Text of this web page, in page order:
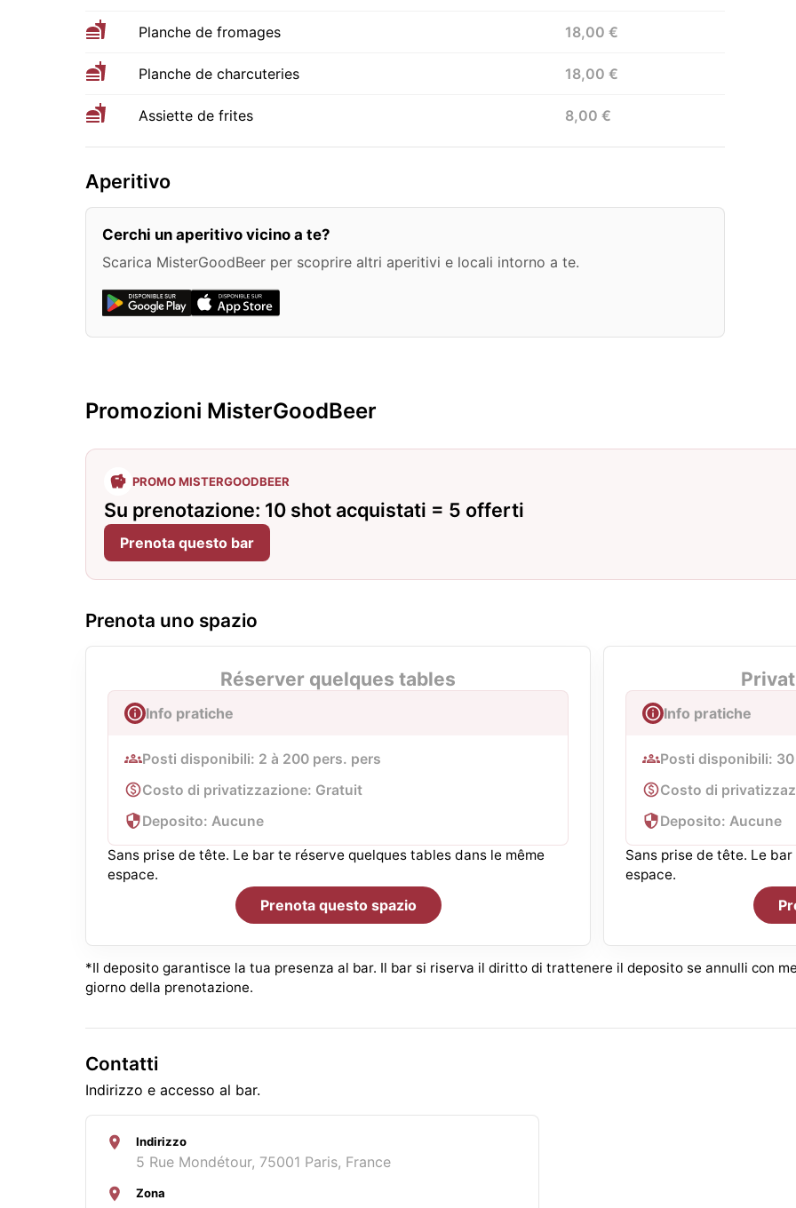
Planche de fromages 18,00 €
Planche de charcuteries 18,00 €
Assiette de frites 8,00 €
Aperitivo
Cerchi un aperitivo vicino a te?
Scarica MisterGoodBeer per scoprire altri aperitivi e locali intorno a te.
Promozioni MisterGoodBeer
PROMO MISTERGOODBEER
Su prenotazione: 10 shot acquistati = 5 offerti
Prenota questo bar
Prenota uno spazio
Réserver quelques tables
Info pratiche
Posti disponibili: 2 à 200 pers. pers
Costo di privatizzazione: Gratuit
Deposito: Aucune
Sans prise de tête. Le bar te réserve quelques tables dans le même
espace.
Prenota questo spazio
Info pratiche
Posti disponibili:
Costo di
Deposito: Aucune
Sans prise de tête. Le
espace.
*Il deposito garantisce la tua presenza al bar. Il bar si riserva il diritto di trattenere il deposito se annulli con
giorno della prenotazione.
Contatti
Indirizzo e accesso al bar.
Indirizzo
5 Rue Mondétour, 75001 Paris, France
Zona